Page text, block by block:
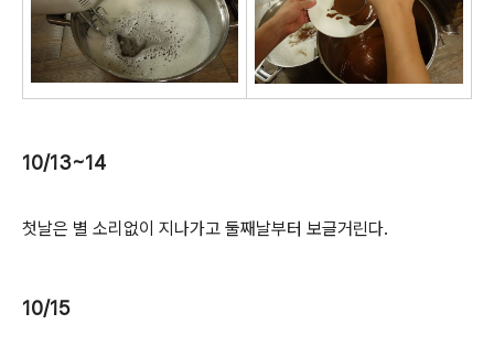
10/13~14
첫날은 별 소리없이 지나가고 둘째날부터 보글거린다.
10/15